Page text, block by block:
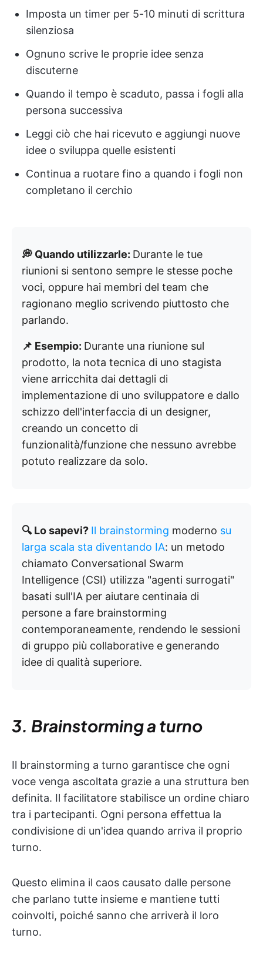
Imposta un timer per 5-10 minuti di scrittura
silenziosa
Ognuno scrive le proprie idee senza
discuterne
Quando il tempo è scaduto, passa i fogli alla
persona successiva
Leggi ciò che hai ricevuto e aggiungi nuove
idee o sviluppa quelle esistenti
Continua a ruotare fino a quando i fogli non
completano il cerchio
💭 Quando utilizzarle: Durante le tue
riunioni si sentono sempre le stesse poche
voci, oppure hai membri del team che
ragionano meglio scrivendo piuttosto che
parlando.
📌 Esempio: Durante una riunione sul
prodotto, la nota tecnica di uno stagista
viene arricchita dai dettagli di
implementazione di uno sviluppatore e dallo
schizzo dell'interfaccia di un designer,
creando un concetto di
funzionalità/funzione che nessuno avrebbe
potuto realizzare da solo.
🔍 Lo sapevi? Il brainstorming moderno su
larga scala sta diventando IA: un metodo
chiamato Conversational Swarm
Intelligence (CSI) utilizza "agenti surrogati"
basati sull'IA per aiutare centinaia di
persone a fare brainstorming
contemporaneamente, rendendo le sessioni
di gruppo più collaborative e generando
idee di qualità superiore.
3. Brainstorming a turno
Il brainstorming a turno garantisce che ogni
voce venga ascoltata grazie a una struttura ben
definita. Il facilitatore stabilisce un ordine chiaro
tra i partecipanti. Ogni persona effettua la
condivisione di un'idea quando arriva il proprio
turno.
Questo elimina il caos causato dalle persone
che parlano tutte insieme e mantiene tutti
coinvolti, poiché sanno che arriverà il loro
turno.